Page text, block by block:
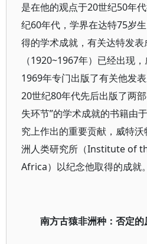
是在他的观点于20世纪50年
纪60年代，学界在达特75岁
得的学术成就，有关达特发
（1920~1967年）已经出现
1969年专门出版了有关他发
20世纪80年代先后出版了两
失环节”的学术成就的书籍由
究上作出的重要贡献，威特
洲人类研究所（Institute of
Africa）以纪念他取得的成就。
南方古猿非洲种：否定的